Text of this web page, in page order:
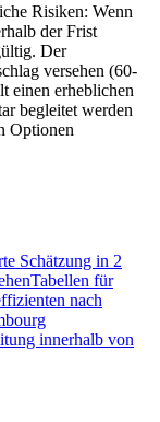
Risiken: Wenn
der Frist
Der
versehen (60-
einen erheblichen
begleitet werden
Optionen
Schätzung in 2
Tabellen für
nach
innerhalb von